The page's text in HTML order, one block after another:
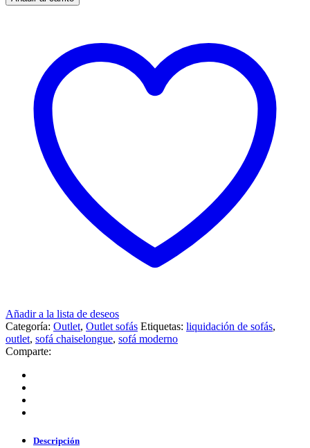
Añadir a la lista de deseos
Categoría: Outlet, Outlet sofás Etiquetas: liquidación de sofás,
outlet, sofá chaiselongue, sofá moderno
Comparte:
Descripción